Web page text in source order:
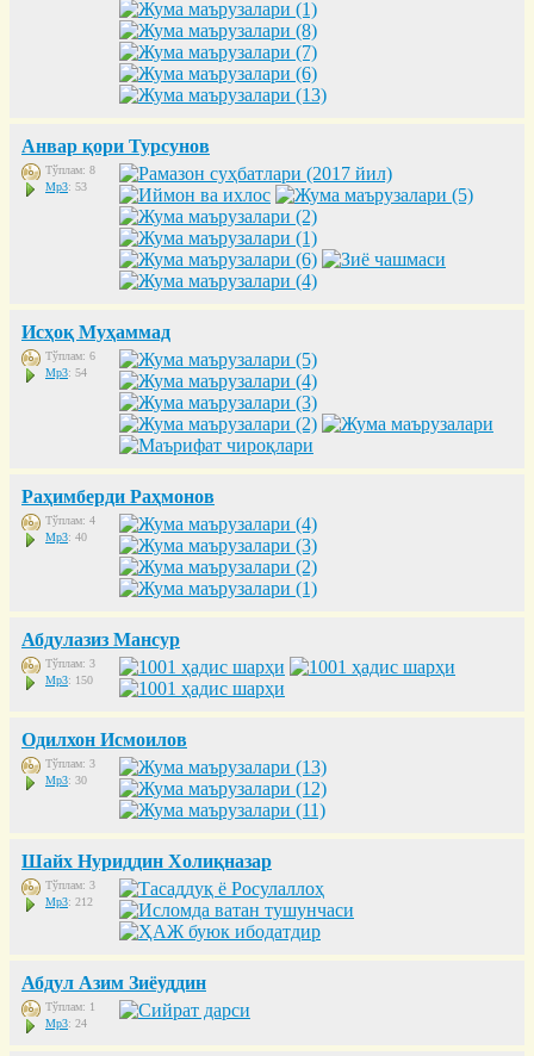
Анвар қори Турсунов
Тўплам: 8
Mp3: 53
Исҳоқ Муҳаммад
Тўплам: 6
Mp3: 54
Раҳимберди Раҳмонов
Тўплам: 4
Mp3: 40
Абдулазиз Мансур
Тўплам: 3
Mp3: 150
Одилхон Исмоилов
Тўплам: 3
Mp3: 30
Шайх Нуриддин Холиқназар
Тўплам: 3
Mp3: 212
Абдул Азим Зиёуддин
Тўплам: 1
Mp3: 24